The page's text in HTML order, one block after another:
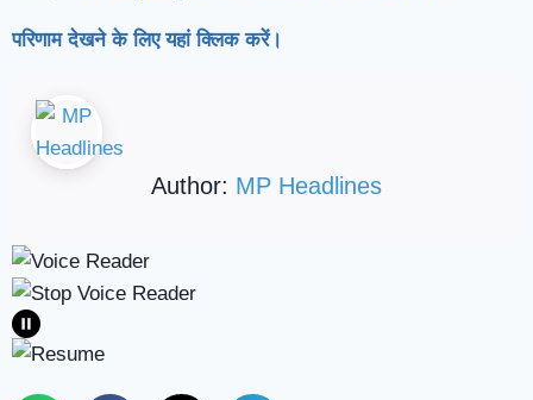
परिणाम देखने के लिए यहां क्लिक करें।
Author: MP Headlines